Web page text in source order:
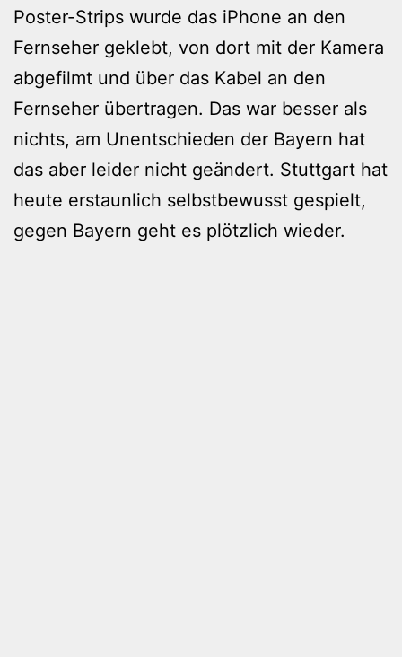
Poster-Strips wurde das iPhone an den
Fernseher geklebt, von dort mit der Kamera
abgefilmt und über das Kabel an den
Fernseher übertragen. Das war besser als
nichts, am Unentschieden der Bayern hat
das aber leider nicht geändert. Stuttgart hat
heute erstaunlich selbstbewusst gespielt,
gegen Bayern geht es plötzlich wieder.